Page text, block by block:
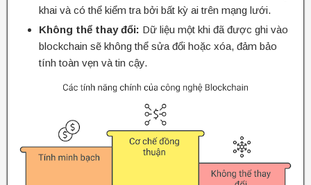
khai và có thể kiểm tra bởi bất kỳ ai trên mạng lưới.
Không thể thay đổi: Dữ liệu một khi đã được ghi vào
blockchain sẽ không thể sửa đổi hoặc xóa, đảm bảo
tính toàn vẹn và tin cậy.